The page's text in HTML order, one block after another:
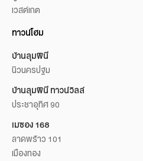
เวสต์เกต
ทาวน์โฮม
บ้านลุมพินี
นิวนครปฐม
บ้านลุมพินี ทาวน์วิลล์
ประชาอุทิศ 90
เมซอง 168
ลาดพร้าว 101
เมืองทอง